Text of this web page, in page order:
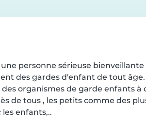
personne sérieuse
des gardes d'enfant de tout âge.
organismes de garde enfants à
de tous , les petits comme des
enfants,..